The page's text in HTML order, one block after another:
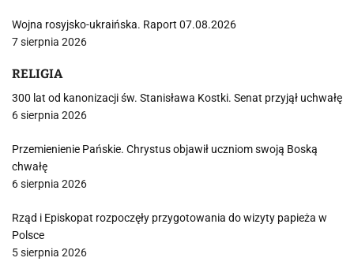
Wojna rosyjsko-ukraińska. Raport 07.08.2026
7 sierpnia 2026
RELIGIA
300 lat od kanonizacji św. Stanisława Kostki. Senat przyjął uchwałę
6 sierpnia 2026
Przemienienie Pańskie. Chrystus objawił uczniom swoją Boską
chwałę
6 sierpnia 2026
Rząd i Episkopat rozpoczęły przygotowania do wizyty papieża w
Polsce
5 sierpnia 2026